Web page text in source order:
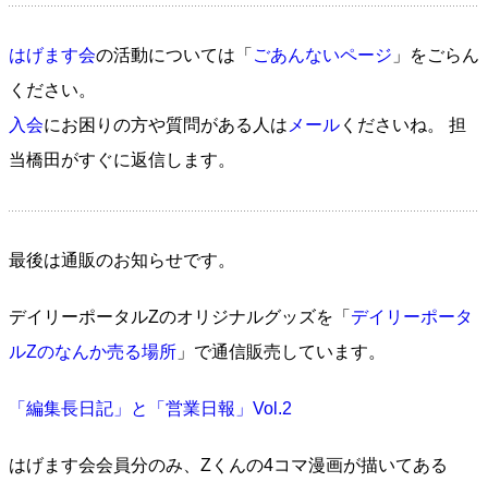
はげます会の活動については「 ごあんないページ 」をごらん
ください。
入会にお困りの方や質問がある人は メール くださいね。 担
当橋田がすぐに返信します。
最後は通販のお知らせです。
デイリーポータルZのオリジナルグッズを「 デイリーポータ
ルZのなんか売る場所 」で通信販売しています。
「編集長日記」と「営業日報」Vol.2
はげます会会員分のみ、Zくんの4コマ漫画が描いてある